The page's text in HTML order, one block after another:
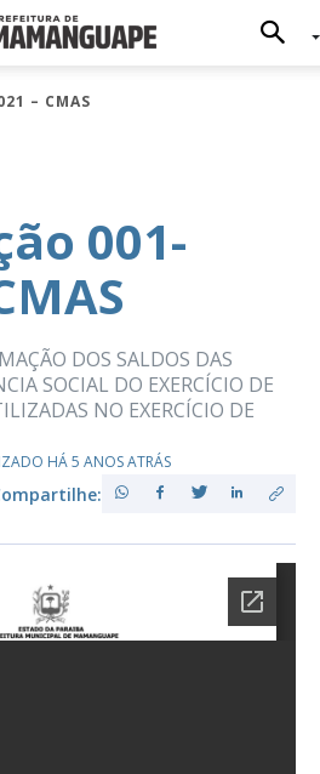
– CMAS
001-
DOS SALDOS DAS
SOCIAL DO EXERCÍCIO DE
NO EXERCÍCIO DE
HÁ 5 ANOS ATRÁS